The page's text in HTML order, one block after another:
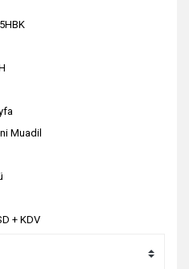
Muadil
+ KDV